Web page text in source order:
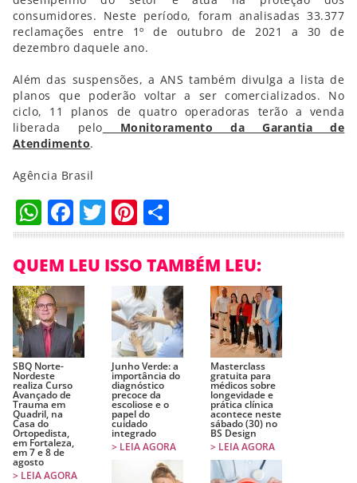
consumidores. Neste período, foram analisadas 33.377
reclamações entre 1º de outubro de 2021 a 30 de
dezembro daquele ano.
Além das suspensões, a ANS também divulga a lista de
planos que poderão voltar a ser comercializados. No
ciclo, 11 planos de quatro operadoras terão a venda
liberada pelo Monitoramento da Garantia de
Atendimento.
Agência Brasil
WhatsApp
Facebook
TwitterPinterest
Compartilhar
QUEM LEU ISSO TAMBÉM LEU:
SBQ Norte-
Nordeste
realiza Curso
Avançado de
Trauma em
Quadril, na
Casa do
Ortopedista,
em Fortaleza,
em 7 e 8 de
agosto
> LEIA AGORA
Junho Verde: a
importância do
diagnóstico
precoce da
escoliose e o
papel do
cuidado
integrado
> LEIA AGORA
Masterclass
gratuita para
médicos sobre
longevidade e
prática clínica
acontece neste
sábado (30) no
BS Design
> LEIA AGORA